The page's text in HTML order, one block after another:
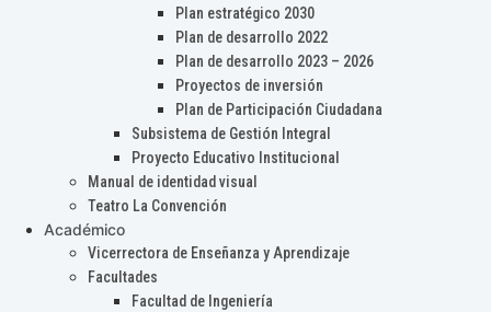
Plan estratégico 2030
Plan de desarrollo 2022
Plan de desarrollo 2023 – 2026
Proyectos de inversión
Plan de Participación Ciudadana
Subsistema de Gestión Integral
Proyecto Educativo Institucional
Manual de identidad visual
Teatro La Convención
Académico
Vicerrectora de Enseñanza y Aprendizaje
Facultades
Facultad de Ingeniería